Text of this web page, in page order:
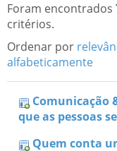
Foram encontrados
critérios.
Ordenar por
alfabeticamente
Comunicação
que as pessoas
Quem conta